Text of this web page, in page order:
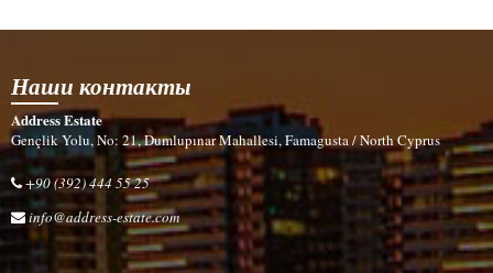
Наши контакты
Address Estate
Gençlik Yolu, No: 21, Dumlupınar Mahallesi, Famagusta / North Cyprus
+90 (392) 444 55 25
info@address-estate.com